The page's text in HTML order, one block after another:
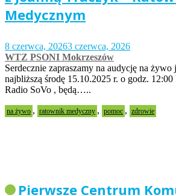
Medycznym
8 czerwca, 20263 czerwca, 2026
WTZ PSONI Mokrzeszów
Serdecznie zapraszamy na audycję na żywo
najbliższą środę 15.10.2025 r. o godz.
Radio SoVo , będą…..
na żywo , ratownik medyczny , pomoc , zdrowie
Pierwsze Centrum